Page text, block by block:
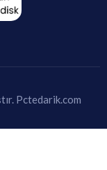
Pctedarik.com